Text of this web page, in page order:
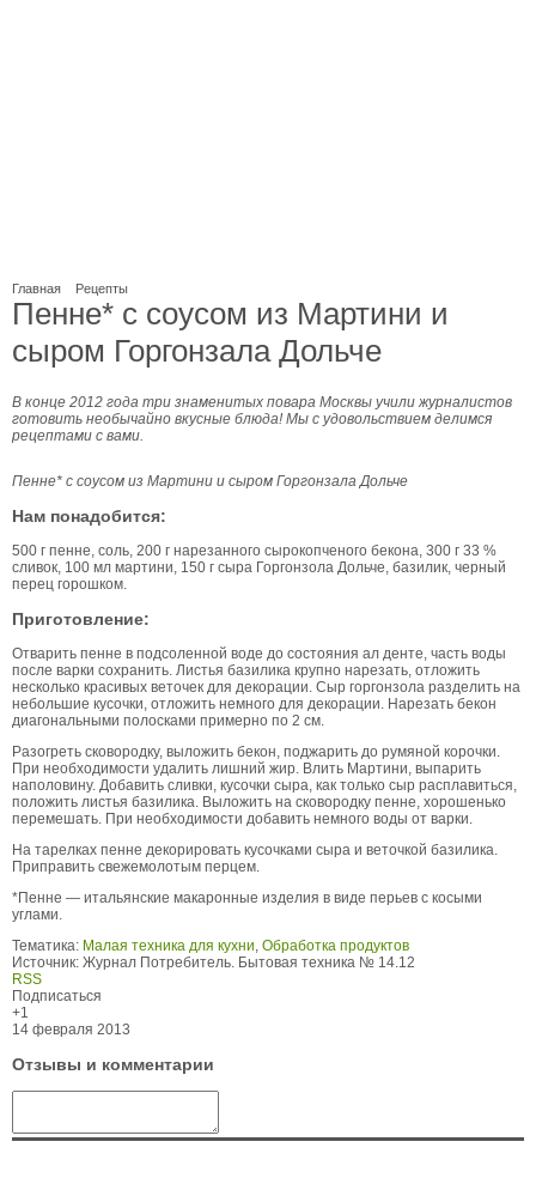
Главная Рецепты
Пенне* с соусом из Мартини и
сыром Горгонзала Дольче
В конце 2012 года три знаменитых повара Москвы учили журналистов
готовить необычайно вкусные блюда! Мы с удовольствием делимся
рецептами с вами.
Пенне* с соусом из Мартини и сыром Горгонзала Дольче
Нам понадобится:
500 г пенне, соль, 200 г нарезанного сырокопченого бекона, 300 г 33 %
сливок, 100 мл мартини, 150 г сыра Горгонзола Дольче, базилик, черный
перец горошком.
Приготовление:
Отварить пенне в подсоленной воде до состояния ал денте, часть воды
после варки сохранить. Листья базилика крупно нарезать, отложить
несколько красивых веточек для декорации. Сыр горгонзола разделить на
небольшие кусочки, отложить немного для декорации. Нарезать бекон
диагональными полосками примерно по 2 см.
Разогреть сковородку, выложить бекон, поджарить до румяной корочки.
При необходимости удалить лишний жир. Влить Мартини, выпарить
наполовину. Добавить сливки, кусочки сыра, как только сыр расплавиться,
положить листья базилика. Выложить на сковородку пенне, хорошенько
перемешать. При необходимости добавить немного воды от варки.
На тарелках пенне декорировать кусочками сыра и веточкой базилика.
Приправить свежемолотым перцем.
*Пенне — итальянские макаронные изделия в виде перьев с косыми
углами.
Тематика: Малая техника для кухни, Обработка продуктов
Источник: Журнал Потребитель. Бытовая техника № 14.12
RSS
Подписаться
+1
14 февраля 2013
Отзывы и комментарии